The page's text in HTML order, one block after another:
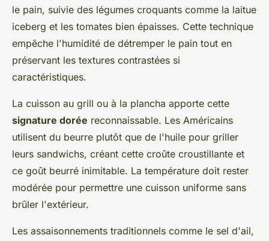
le pain, suivie des légumes croquants comme la laitue
iceberg et les tomates bien épaisses. Cette technique
empêche l'humidité de détremper le pain tout en
préservant les textures contrastées si
caractéristiques.
La cuisson au grill ou à la plancha apporte cette
signature dorée reconnaissable. Les Américains
utilisent du beurre plutôt que de l'huile pour griller
leurs sandwichs, créant cette croûte croustillante et
ce goût beurré inimitable. La température doit rester
modérée pour permettre une cuisson uniforme sans
brûler l'extérieur.
Les assaisonnements traditionnels comme le sel d'ail,